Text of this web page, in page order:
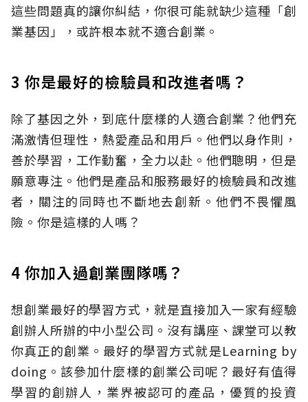
這些問題真的讓你糾結，你很可能就缺少這種「創
業基因」，或許根本就不適合創業。
3 你是最好的檢驗員和改進者嗎？
除了基因之外，到底什麼樣的人適合創業？他們充
滿激情但理性，熱愛產品和用戶。他們以身作則，
善於學習，工作勤奮，全力以赴。他們聰明，但是
願意專注。他們是產品和服務最好的檢驗員和改進
者，關注的同時也不斷地去創新。他們不畏懼風
險。你是這樣的人嗎？
4 你加入過創業團隊嗎？
想創業最好的學習方式，就是直接加入一家有經驗
創辦人所辦的中小型公司。沒有講座、課堂可以教
你真正的創業。最好的學習方式就是Learning by
doing。該參加什麼樣的創業公司呢？最好有值得
學習的創辦人，業界被認可的產品，優質的投資